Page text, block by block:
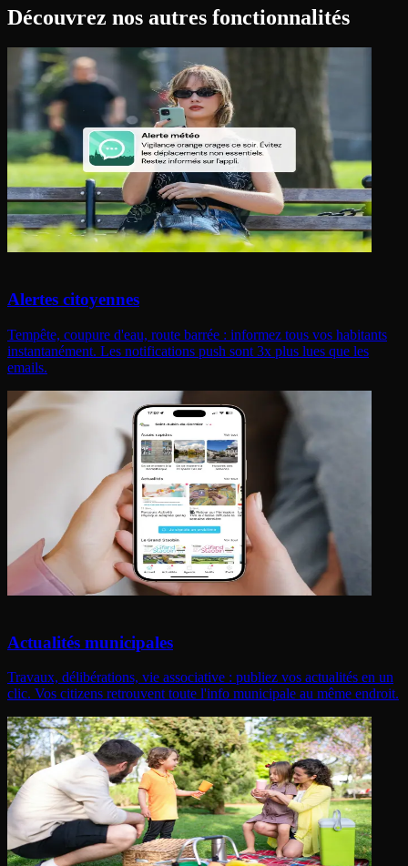
Découvrez nos autres fonctionnalités
Alertes citoyennes
Tempête, coupure d'eau, route barrée : informez tous vos habitants
instantanément. Les notifications push sont 3x plus lues que les
emails.
Actualités municipales
Travaux, délibérations, vie associative : publiez vos actualités en un
clic. Vos citizens retrouvent toute l'info municipale au même endroit.